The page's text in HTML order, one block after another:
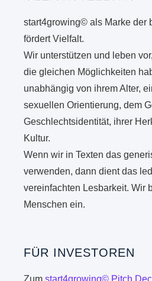
start4growing© als Marke der
fördert Vielfalt.
Wir unterstützen und leben
die gleichen Möglichkeiten
unabhängig von ihrem Alter,
sexuellen Orientierung, dem
Geschlechtsidentität, ihrer
Kultur.
Wenn wir in Texten das
verwenden, dann dient das
vereinfachten Lesbarkeit. Wir
Menschen ein.
FÜR INVESTOREN
Zumstart4growing© Pitch